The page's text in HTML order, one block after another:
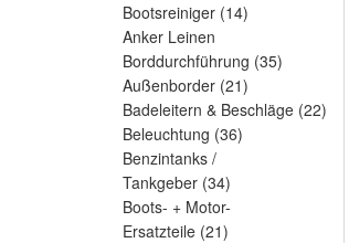
Bootsreiniger (14)
Anker Leinen
Borddurchführung (35)
Außenborder (21)
Badeleitern & Beschläge (22)
Beleuchtung (36)
Benzintanks /
Tankgeber (34)
Boots- + Motor-
Ersatzteile (21)